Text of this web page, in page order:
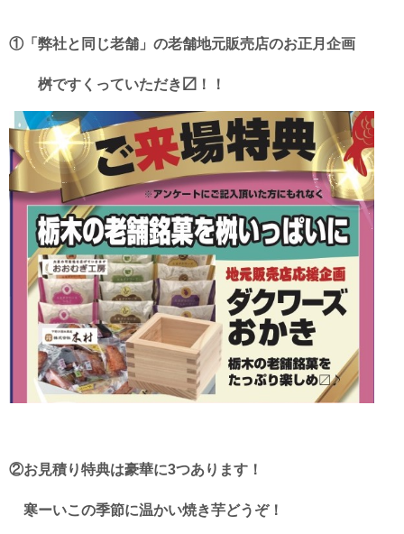
①「弊社と同じ老舗」の老舗地元販売店のお正月企画
桝ですくっていただき〼！！
②お見積り特典は豪華に3つあります！
寒ーいこの季節に温かい焼き芋どうぞ！